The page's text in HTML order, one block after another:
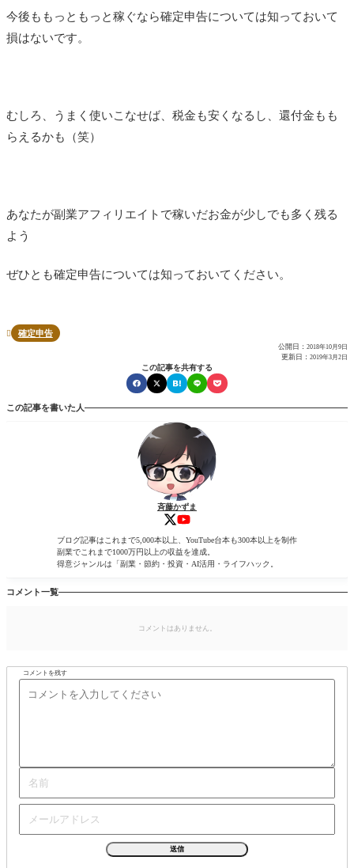
今後ももっともっと稼ぐなら確定申告については知っておいて
損はないです。
むしろ、うまく使いこなせば、税金も安くなるし、還付金もも
らえるかも（笑）
あなたが副業アフィリエイトで稼いだお金が少しでも多く残る
よう
ぜひとも確定申告については知っておいてください。
 確定申告
公開日： 2018年10月9日
更新日： 2019年3月2日
この記事を共有する
この記事を書いた人
斉藤かずま
ブログ記事はこれまで5,000本以上、YouTube台本も300本以上を制作
副業でこれまで1000万円以上の収益を達成。
得意ジャンルは「副業・節約・投資・AI活用・ライフハック。
コメント一覧
コメントはありません。
コメントを残す